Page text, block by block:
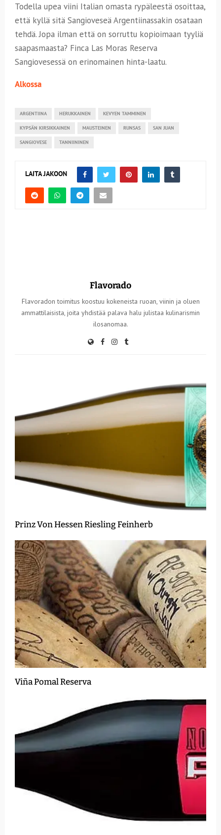
Todella upea viini Italian omasta rypäleestä osoittaa,
että kyllä sitä Sangioveseä Argentiinassakin osataan
tehdä. Jopa ilman että on sorruttu kopioimaan tyyliä
saapasmaasta? Finca Las Moras Reserva
Sangiovesessä on erinomainen hinta-laatu.
Alkossa
ARGENTIINA HERUKKAINEN KEVYEN TAMMINEN
KYPSÄN KIRSIKKAINEN MAUSTEINEN RUNSAS SAN JUAN
SANGIOVESE TANNIININEN
LAITA JAKOON
Flavorado
Flavoradon toimitus koostuu kokeneista ruoan, viinin ja oluen
ammattilaisista, joita yhdistää palava halu julistaa kulinarismin
ilosanomaa.
Prinz Von Hessen Riesling Feinherb
Viña Pomal Reserva